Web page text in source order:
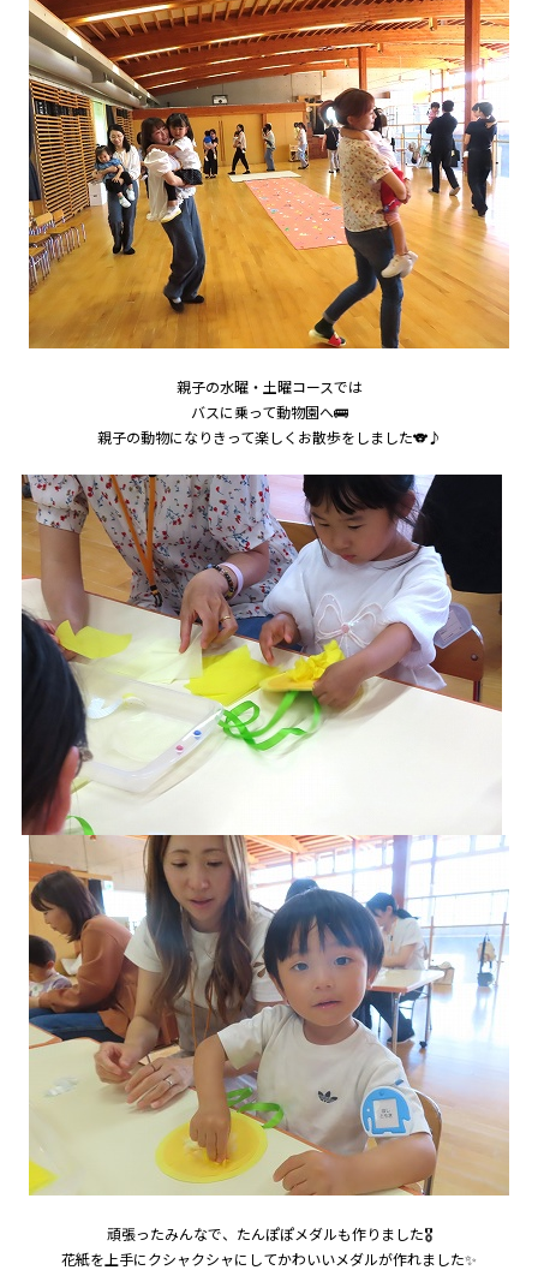
親子の水曜・土曜コースでは
バスに乗って動物園へ🚌
親子の動物になりきって楽しくお散歩をしました🐨♪
頑張ったみんなで、たんぽぽメダルも作りました🎖
花紙を上手にクシャクシャにしてかわいいメダルが作れました✨
未就園児教室
未就園児教室のご案内
ひよこクラブ
さくらんぼクラブ
親子教室にこにこキッズ（1・2歳児）